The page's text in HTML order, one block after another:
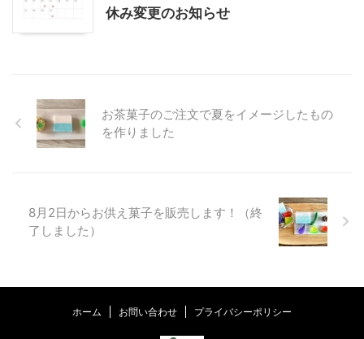
休み変更のお知らせ
お茶菓子のご注文で夏をイメージしたもの
を作りました
8月2日からお供え菓子を販売します！（終
了しました）
ホーム お問い合わせ プライバシーポリシー